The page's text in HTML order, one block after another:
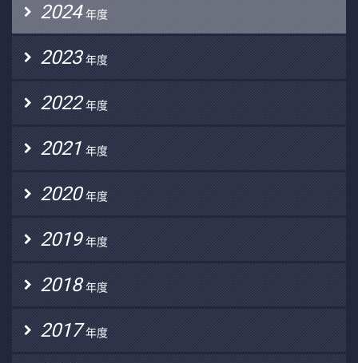
2024 年度
2023 年度
2022 年度
2021 年度
2020 年度
2019 年度
2018 年度
2017 年度